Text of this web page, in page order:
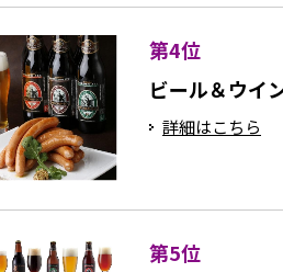
第4位
ビール＆ウイ
詳細はこちら
第5位